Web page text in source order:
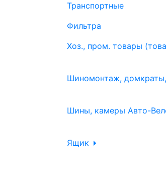
Транспортные
Фильтра
Хоз., пром. товары
Шиномонтаж,
Шины, камеры Авто-
Ящик